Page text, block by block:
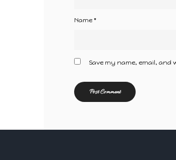
Name *
Save my name, email, and